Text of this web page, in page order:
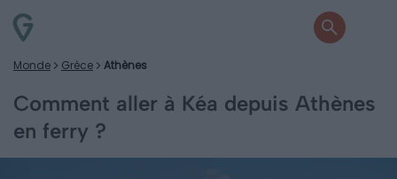
Monde Grèce Athènes
Comment aller à Kéa depuis Athènes
en ferry ?